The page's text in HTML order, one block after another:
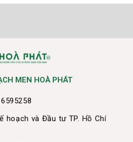
MEN HOÀ PHÁT
hoạch và Đầu tư TP. Hồ Chí